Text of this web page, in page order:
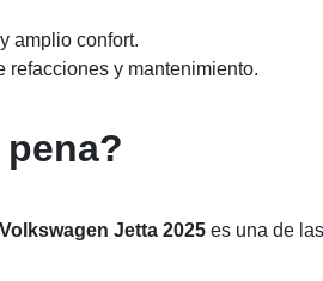
amplio confort.
refacciones y mantenimiento.
Volkswagen Jetta 2025 es una de las